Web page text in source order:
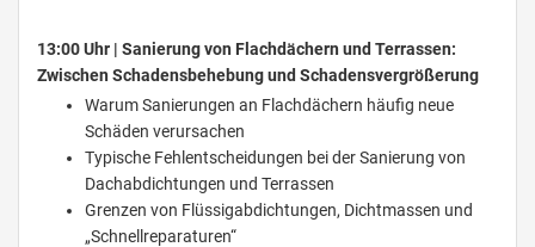
13:00 Uhr | Sanierung von Flachdächern und Terrassen:
Zwischen Schadensbehebung und Schadensvergrößerung
Warum Sanierungen an Flachdächern häufig neue
Schäden verursachen
Typische Fehlentscheidungen bei der Sanierung von
Dachabdichtungen und Terrassen
Grenzen von Flüssigabdichtungen, Dichtmassen und
„Schnellreparaturen“